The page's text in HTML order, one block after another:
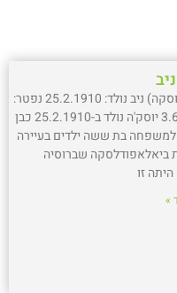
יוסף (יוסקה) ניב נולד: 25.2.1910 נפטר:
3.6.1990 יוסק'ה נולד ב-25.2.1910 כבן
למשפחה בת ששה ילדים בעיירה
ביאלאפודלסקה שברוסיה
זו
»